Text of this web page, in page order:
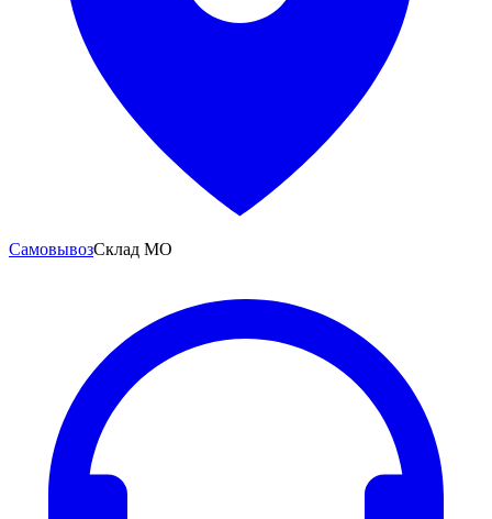
СамовывозСклад МО